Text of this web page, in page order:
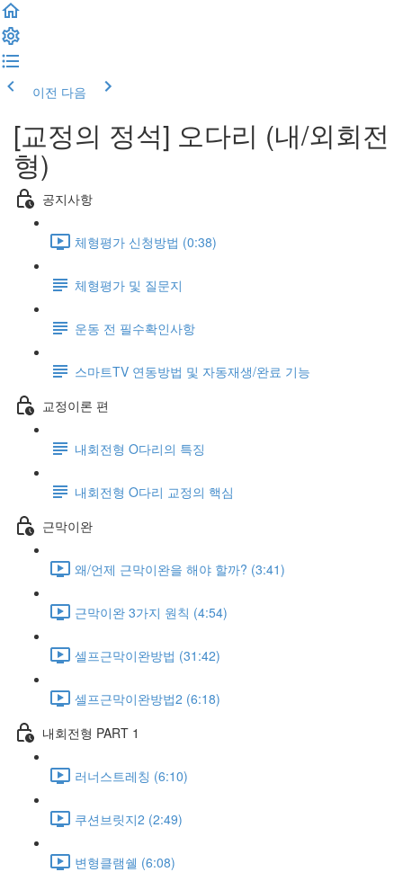
이전 다음
[교정의 정석] 오다리 (내/외회전
형)
공지사항
체형평가 신청방법 (0:38)
체형평가 및 질문지
운동 전 필수확인사항
스마트TV 연동방법 및 자동재생/완료 기능
교정이론 편
내회전형 O다리의 특징
내회전형 O다리 교정의 핵심
근막이완
왜/언제 근막이완을 해야 할까? (3:41)
근막이완 3가지 원칙 (4:54)
셀프근막이완방법 (31:42)
셀프근막이완방법2 (6:18)
내회전형 PART 1
러너스트레칭 (6:10)
쿠션브릿지2 (2:49)
변형클램쉘 (6:08)